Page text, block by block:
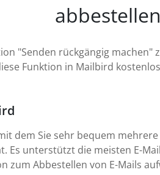
"Senden rückgängig
Funktion in Mailbird
dem Sie sehr bequem
Es unterstützt die meisten E-
zum Abbestellen von E-Mails